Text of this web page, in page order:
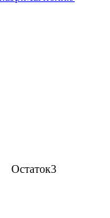
Остаток3